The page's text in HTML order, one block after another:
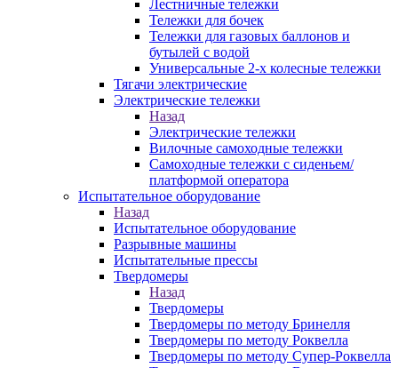
Лестничные тележки
Тележки для бочек
Тележки для газовых баллонов и
бутылей с водой
Универсальные 2-х колесные тележки
Тягачи электрические
Электрические тележки
Назад
Электрические тележки
Вилочные самоходные тележки
Самоходные тележки с сиденьем/
платформой оператора
Испытательное оборудование
Назад
Испытательное оборудование
Разрывные машины
Испытательные прессы
Твердомеры
Назад
Твердомеры
Твердомеры по методу Бринелля
Твердомеры по методу Роквелла
Твердомеры по методу Супер-Роквелла